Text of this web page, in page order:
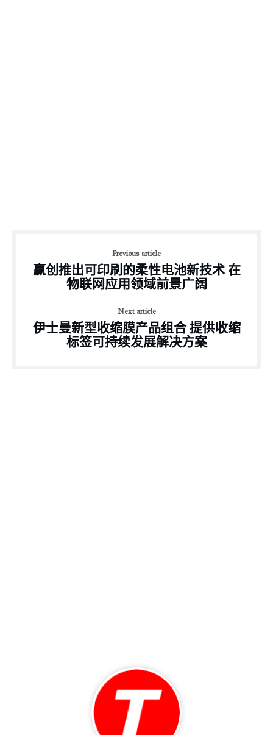
Previous article
赢创推出可印刷的柔性电池新技术 在
物联网应用领域前景广阔
Next article
伊士曼新型收缩膜产品组合 提供收缩
标签可持续发展解决方案